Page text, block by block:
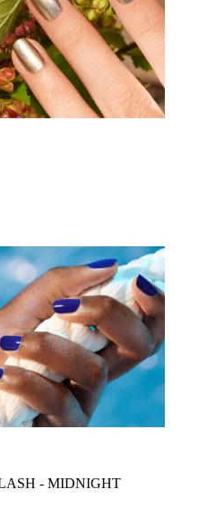
- MIDNIGHT